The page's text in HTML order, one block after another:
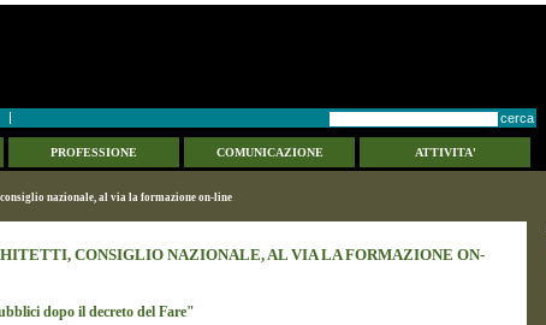
PROFESSIONE COMUNICAZIONE ATTIVITA'
nazionale, al via la formazione on-line
CONSIGLIO NAZIONALE, AL VIA LA FORMAZIONE ON-
dopo il decreto del Fare"